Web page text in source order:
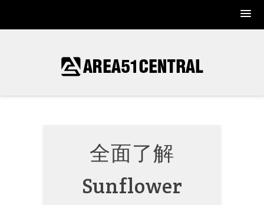
全面了解
Sunflower